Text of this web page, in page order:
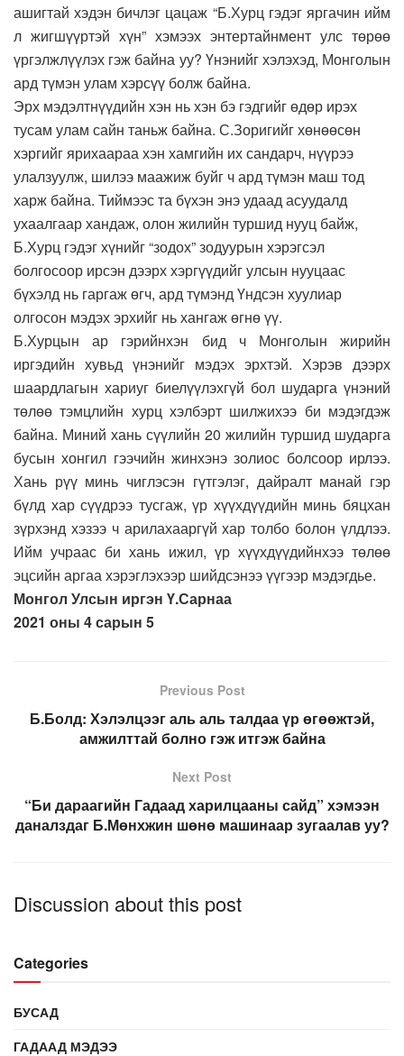
ашигтай хэдэн бичлэг цацаж “Б.Хурц гэдэг яргачин ийм
л жигшүүртэй хүн” хэмээх энтертайнмент улс төрөө
үргэлжлүүлэх гэж байна уу? Үнэнийг хэлэхэд, Монголын
ард түмэн улам хэрсүү болж байна.
Эрх мэдэлтнүүдийн хэн нь хэн бэ гэдгийг өдөр ирэх
тусам улам сайн таньж байна. С.Зоригийг хөнөөсөн
хэргийг ярихаараа хэн хамгийн их сандарч, нүүрээ
улалзуулж, шилээ маажиж буйг ч ард түмэн маш тод
харж байна. Тиймээс та бүхэн энэ удаад асуудалд
ухаалгаар хандаж, олон жилийн туршид нууц байж,
Б.Хурц гэдэг хүнийг “зодох” зодуурын хэрэгсэл
болгосоор ирсэн дээрх хэргүүдийг улсын нууцаас
бүхэлд нь гаргаж өгч, ард түмэнд Үндсэн хуулиар
олгосон мэдэх эрхийг нь хангаж өгнө үү.
Б.Хурцын ар гэрийнхэн бид ч Монголын жирийн
иргэдийн хувьд үнэнийг мэдэх эрхтэй. Хэрэв дээрх
шаардлагын хариуг биелүүлэхгүй бол шударга үнэний
төлөө тэмцлийн хурц хэлбэрт шилжихээ би мэдэгдэж
байна. Миний хань сүүлийн 20 жилийн туршид шударга
бусын хонгил гээчийн жинхэнэ золиос болсоор ирлээ.
Хань рүү минь чиглэсэн гүтгэлэг, дайралт манай гэр
бүлд хар сүүдрээ тусгаж, үр хүүхдүүдийн минь бяцхан
зүрхэнд хэзээ ч арилахааргүй хар толбо болон үлдлээ.
Ийм учраас би хань ижил, үр хүүхдүүдийнхээ төлөө
эцсийн аргаа хэрэглэхээр шийдсэнээ үүгээр мэдэгдье.
Монгол Улсын иргэн Ү.Сарнаа
2021 оны 4 сарын 5
Previous Post
Б.Болд: Хэлэлцээг аль аль талдаа үр өгөөжтэй,
амжилттай болно гэж итгэж байна
Next Post
“Би дараагийн Гадаад харилцааны сайд” хэмээн
даналздаг Б.Мөнхжин шөнө машинаар зугаалав уу?
Discussion about this post
Categories
БУСАД
ГАДААД МЭДЭЭ